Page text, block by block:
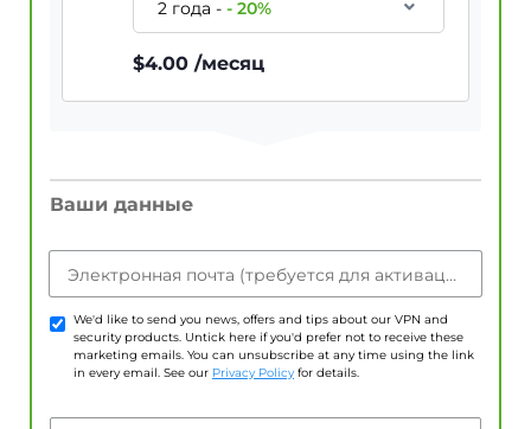
2 года--20%
$4.00 /месяц
Ваши данные
Электронная почта (требуется для активации учетной записи)
We'd like to send you news, offers and tips about our VPN and
security products. Untick here if you'd prefer not to receive these
marketing emails. You can unsubscribe at any time using the link
in every email. See our Privacy Policy for details.